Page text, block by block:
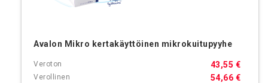
Avalon Mikro kertakäyttöinen mikrokuitupyyhe
54,66 €
43,55 €